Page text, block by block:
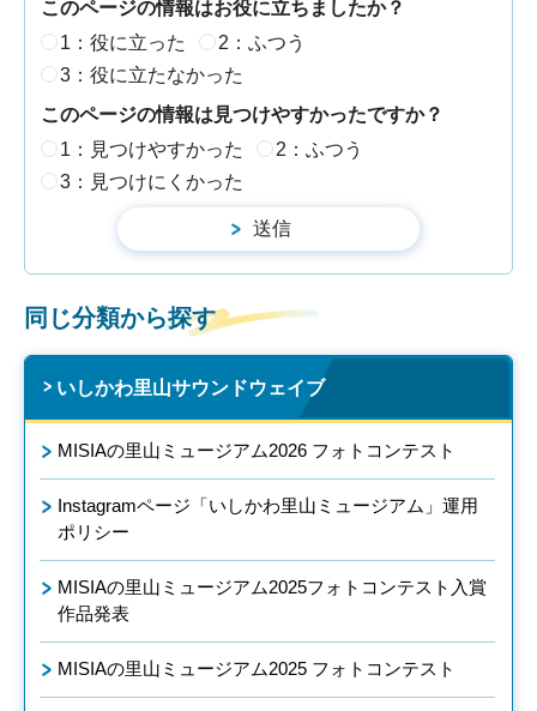
このページの情報はお役に立ちましたか？
1：役に立った
2：ふつう
3：役に立たなかった
このページの情報は見つけやすかったですか？
1：見つけやすかった
2：ふつう
3：見つけにくかった
同じ分類から探す
いしかわ里山サウンドウェイブ
MISIAの里山ミュージアム2026 フォトコンテスト
Instagramページ「いしかわ里山ミュージアム」運用
ポリシー
MISIAの里山ミュージアム2025フォトコンテスト入賞
作品発表
MISIAの里山ミュージアム2025 フォトコンテスト